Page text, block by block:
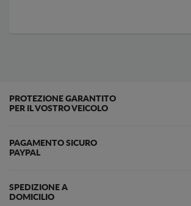
PROTEZIONE GARANTITO
PER IL VOSTRO VEICOLO
PAGAMENTO SICURO
PAYPAL
SPEDIZIONE A
DOMICILIO